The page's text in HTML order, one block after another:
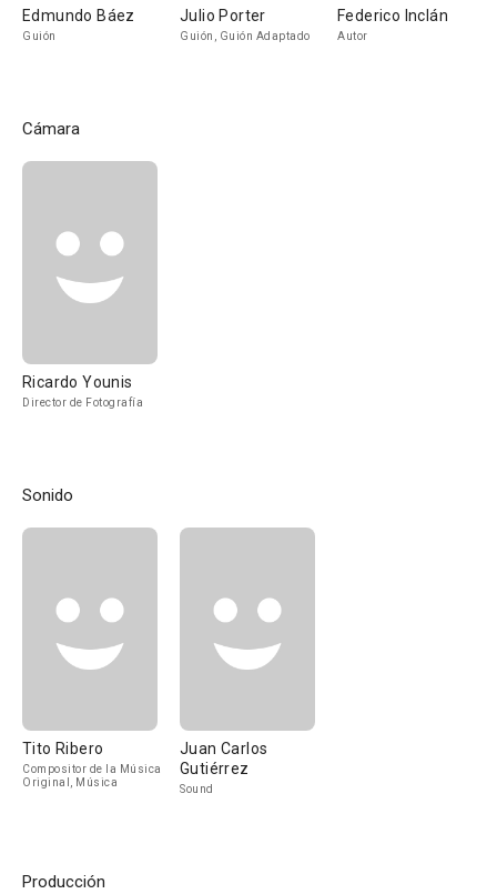
Edmundo Báez
Guión
Julio Porter
Guión, Guión Adaptado
Federico Inclán
Autor
Cámara
Ricardo Younis
Director de Fotografía
Sonido
Tito Ribero
Compositor de la Música
Original, Música
Juan Carlos
Gutiérrez
Sound
Producción